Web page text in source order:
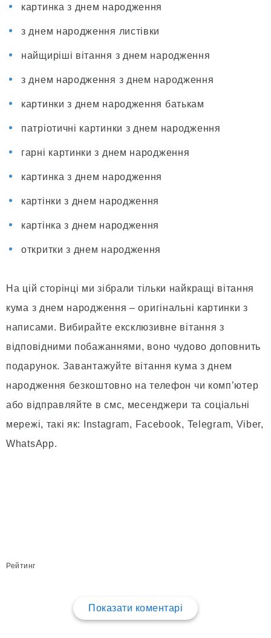
картинка з днем народження
з днем народження листівки
найщиріші вітання з днем народження
з днем народження з днем народження
картинки з днем народження батькам
патріотичні картинки з днем народження
гарні картинки з днем народження
картинка з днем народження
картінки з днем народження
картінка з днем народження
откритки з днем народження
На цій сторінці ми зібрали тільки найкращі вітання
кума з днем народження – оригінальні картинки з
написами. Вибирайте ексклюзивне вітання з
відповідними побажаннями, воно чудово доповнить
подарунок. Завантажуйте вітання кума з днем
народження безкоштовно на телефон чи комп’ютер
або відправляйте в смс, месенджери та соціальні
мережі, такі як: Instagram, Facebook, Telegram, Viber,
WhatsApp.
Рейтинг
Показати коментарі